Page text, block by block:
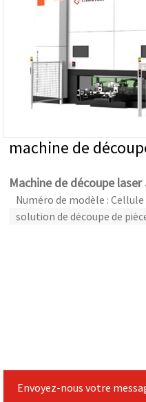
machine de
Machine de découpe laser
Numéro de modèle : Cellule
solution de découpe de
Envoyez-nous votre